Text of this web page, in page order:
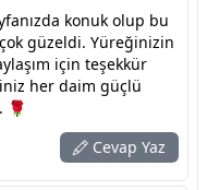
konuk olup bu
güzeldi. Yüreğinizin
için teşekkür
her daim güçlü
🌹
Cevap Yaz